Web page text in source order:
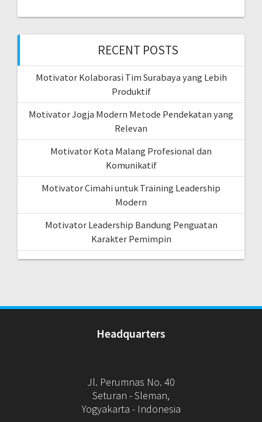
RECENT POSTS
Motivator Kolaborasi Tim Surabaya yang Lebih
Produktif
Motivator Jogja Modern Metode Pendekatan yang
Relevan
Motivator Kota Malang Profesional dan
Komunikatif
Motivator Cimahi untuk Training Leadership
Modern
Motivator Leadership Bandung Penguatan
Karakter Pemimpin
Headquarters
Jl. Perumnas No. 40
Seturan - Sleman,
Yogyakarta - Indonesia